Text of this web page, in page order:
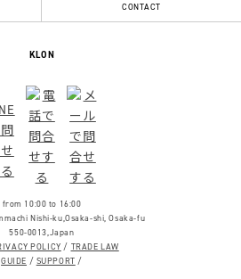
CONTACT
KLON
from 10:00 to 16:00
Nishi-ku,Osaka-shi, Osaka-fu
550-0013,Japan
POLICY / TRADE LAW
GUIDE / SUPPORT /